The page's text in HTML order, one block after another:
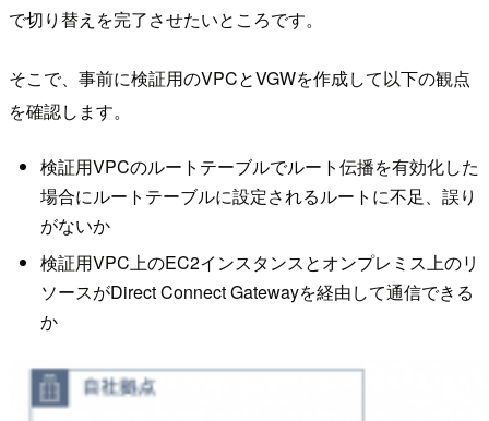
で切り替えを完了させたいところです。
そこで、事前に検証用のVPCとVGWを作成して以下の観点
を確認します。
検証用VPCのルートテーブルでルート伝播を有効化した
場合にルートテーブルに設定されるルートに不足、誤り
がないか
検証用VPC上のEC2インスタンスとオンプレミス上のリ
ソースがDirect Connect Gatewayを経由して通信できる
か